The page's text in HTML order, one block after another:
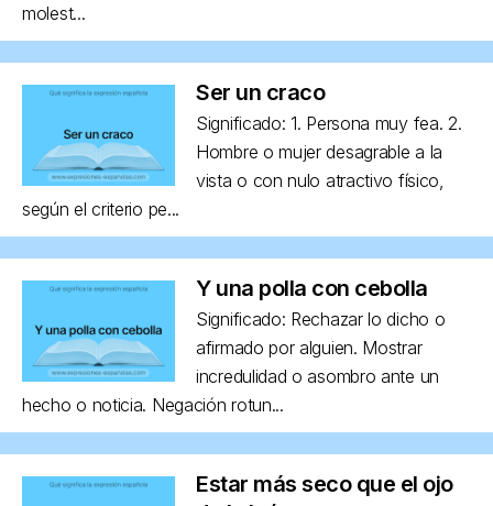
molest...
Ser un craco
Significado: 1. Persona muy fea. 2.
Hombre o mujer desagrable a la
vista o con nulo atractivo físico,
según el criterio pe...
Y una polla con cebolla
Significado: Rechazar lo dicho o
afirmado por alguien. Mostrar
incredulidad o asombro ante un
hecho o noticia. Negación rotun...
Estar más seco que el ojo